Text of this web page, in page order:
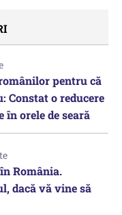
pentru că
Constat o reducere
în orele de seară
România.
dacă vă vine să